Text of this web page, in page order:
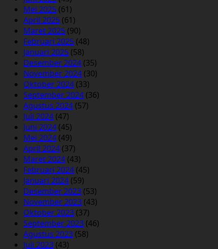
Mei 2025 (61)
April 2025 (61)
Maret 2025 (90)
Februari 2025 (48)
Januari 2025 (58)
Desember 2024 (35)
November 2024 (30)
Oktober 2024 (33)
September 2024 (36)
Agustus 2024 (57)
Juli 2024 (47)
Juni 2024 (45)
Mei 2024 (49)
April 2024 (37)
Maret 2024 (43)
Februari 2024 (45)
Januari 2024 (59)
Desember 2023 (53)
November 2023 (43)
Oktober 2023 (37)
September 2023 (46)
Agustus 2023 (58)
Juli 2023 (43)